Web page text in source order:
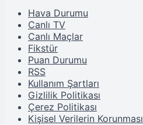
Hava Durumu
Canlı TV
Canlı Maçlar
Fikstür
Puan Durumu
RSS
Kullanım Şartları
Gizlilik Politikası
Çerez Politikası
Kişisel Verilerin Korunması